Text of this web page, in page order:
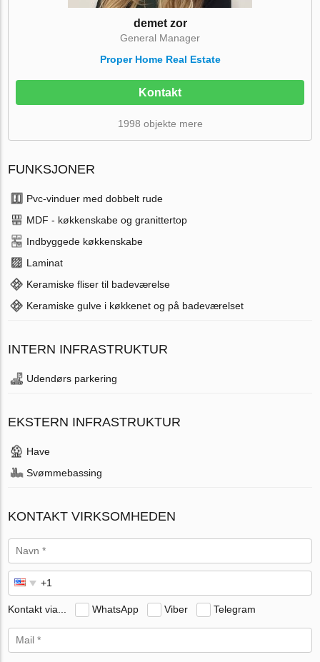
demet zor
General Manager
Proper Home Real Estate
Kontakt
1998 objekte mere
FUNKSJONER
Pvc-vinduer med dobbelt rude
MDF - køkkenskabe og granittertop
Indbyggede køkkenskabe
Laminat
Keramiske fliser til badeværelse
Keramiske gulve i køkkenet og på badeværelset
INTERN INFRASTRUKTUR
Udendørs parkering
EKSTERN INFRASTRUKTUR
Have
Svømmebassing
KONTAKT VIRKSOMHEDEN
Kontakt via... WhatsApp Viber Telegram